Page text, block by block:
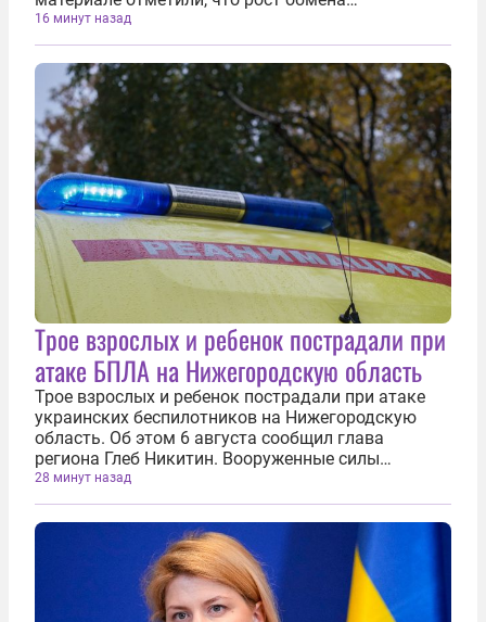
разведданными между США и Украиной признают
многие американские политики. «Я не хочу
вдаваться в подробности, но ситуация
улучшилась», —...
16 минут назад
Трое взрослых и ребенок пострадали при
атаке БПЛА на Нижегородскую область
Трое взрослых и ребенок пострадали при атаке
украинских беспилотников на Нижегородскую
область. Об этом 6 августа сообщил глава
региона Глеб Никитин. Вооруженные силы
Украины (ВСУ) атаковали регион дронами ночью.
Средства противовоздушной обороны и
радиоэлектронной борьбы отразили атаку. Один
28 минут назад